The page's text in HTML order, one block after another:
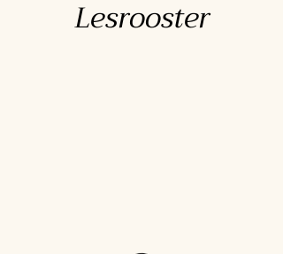
Lesrooster